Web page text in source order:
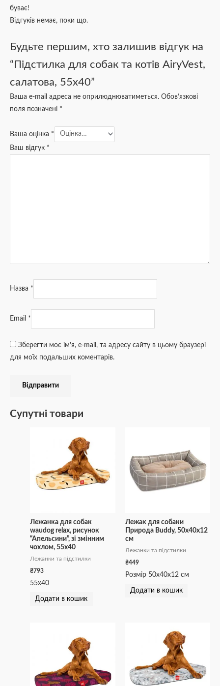
буває!
Відгуків немає, поки що.
Будьте першим, хто залишив відгук на
“Підстилка для собак та котів AiryVest,
салатова, 55х40”
Ваша e-mail адреса не оприлюднюватиметься. Обов’язкові
поля позначені *
Ваша оцінка *
Ваш відгук *
Назва *
Email *
Зберегти моє ім'я, e-mail, та адресу сайту в цьому браузері
для моїх подальших коментарів.
Супутні товари
Лежанка для собак
waudog relax, рисунок
“Апельсини”, зі змінним
чохлом, 55х40
Лежанки та підстилки
₴793
55х40
Додати в кошик
Лежак для собаки
Природа Buddy, 50х40х12
см
Лежанки та підстилки
₴449
Розмір 50х40х12 см
Додати в кошик